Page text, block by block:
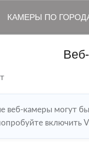
КАМЕРЫ ПО
веб-камеры могут
включить